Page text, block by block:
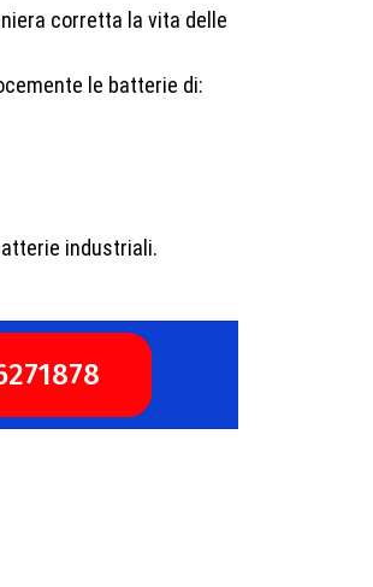
corretta la vita delle
le batterie di:
industriali.